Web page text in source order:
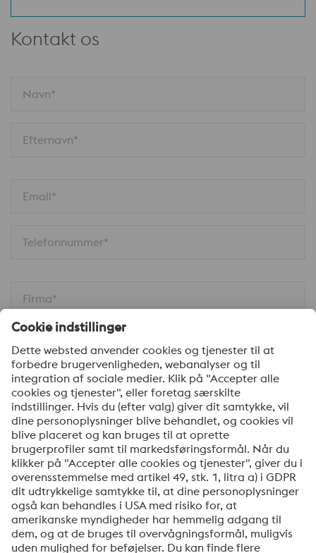
Kontakt os
Navn*
Efternavn*
Email*
Telefonnummer*
Firma*
Din besked*
Ja tak, hold mig opdateret med de seneste nyheder
om produkter, indbydelser til seminarer/webinarer og
anden relevant information. Du kan til enhver tid
afmelde dig via linket, som findes nederst i vores
nyhedsbreve.